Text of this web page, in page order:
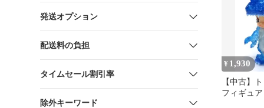
発送オプション
配送料の負担
タイムセール割引率
除外キーワード
¥ 1,930
【中古】
フィギュア